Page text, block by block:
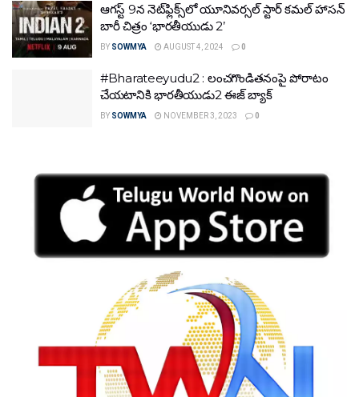
ఆగ‌స్ట్ 9న నెట్‌ఫ్లిక్స్‌లో యూనివ‌ర్స‌ల్ స్టార్ క‌మ‌ల్ హాస‌న్‌
బారీ చిత్రం ‘భార‌తీయుడు 2’
BY SOWMYA AUGUST 4, 2024 0
#Bharateeyudu2 : లంచ‌గొండిత‌నంపై పోరాటం
చేయ‌టానికి భారతీయుడు2 ఈజ్ బ్యాక్
BY SOWMYA NOVEMBER 3, 2023 0